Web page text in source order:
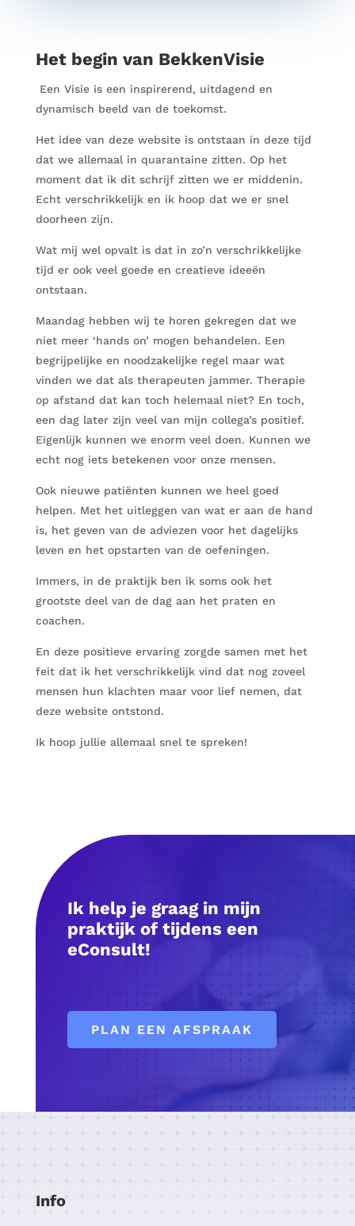
Het begin van BekkenVisie
Een Visie is een inspirerend, uitdagend en
dynamisch beeld van de toekomst.
Het idee van deze website is ontstaan in deze tijd
dat we allemaal in quarantaine zitten. Op het
moment dat ik dit schrijf zitten we er middenin.
Echt verschrikkelijk en ik hoop dat we er snel
doorheen zijn.
Wat mij wel opvalt is dat in zo’n verschrikkelijke
tijd er ook veel goede en creatieve ideeën
ontstaan.
Maandag hebben wij te horen gekregen dat we
niet meer ‘hands on’ mogen behandelen. Een
begrijpelijke en noodzakelijke regel maar wat
vinden we dat als therapeuten jammer. Therapie
op afstand dat kan toch helemaal niet? En toch,
een dag later zijn veel van mijn collega’s positief.
Eigenlijk kunnen we enorm veel doen. Kunnen we
echt nog iets betekenen voor onze mensen.
Ook nieuwe patiënten kunnen we heel goed
helpen. Met het uitleggen van wat er aan de hand
is, het geven van de adviezen voor het dagelijks
leven en het opstarten van de oefeningen.
Immers, in de praktijk ben ik soms ook het
grootste deel van de dag aan het praten en
coachen.
En deze positieve ervaring zorgde samen met het
feit dat ik het verschrikkelijk vind dat nog zoveel
mensen hun klachten maar voor lief nemen, dat
deze website ontstond.
Ik hoop jullie allemaal snel te spreken!
Ik help je graag in mijn
praktijk of tijdens een
eConsult!
PLAN EEN AFSPRAAK
Info